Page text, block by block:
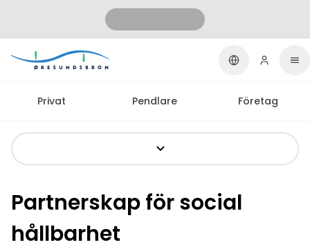
Privat Pendlare Företag
Partnerskap för social
hållbarhet